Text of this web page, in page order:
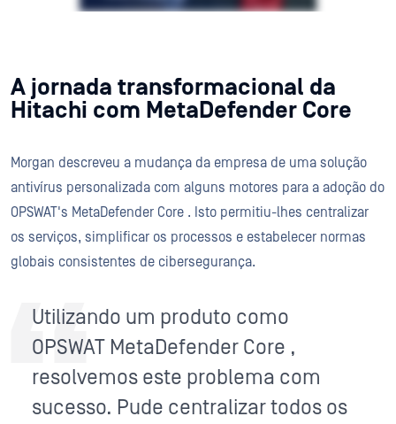
A jornada transformacional da
Hitachi com MetaDefender Core
Morgan descreveu a mudança da empresa de uma solução
antivírus personalizada com alguns motores para a adoção do
OPSWAT's MetaDefender Core . Isto permitiu-lhes centralizar
os serviços, simplificar os processos e estabelecer normas
globais consistentes de cibersegurança.
Utilizando um produto como
OPSWAT MetaDefender Core ,
resolvemos este problema com
sucesso. Pude centralizar todos os